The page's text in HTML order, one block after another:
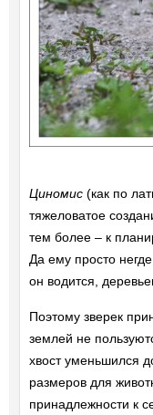
Циномис(как по
тяжеловатое
тем более – к
Да ему просто
он водится,
Поэтому зверек
землей не
хвост уменьшился
размеров для
принадлежности к